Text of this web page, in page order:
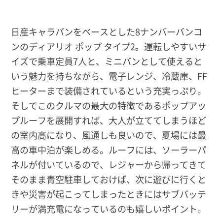
日産キャラバンをベースとした8ナンバーバンコ
ンのディアリオ ポップ タイプ2。運転しやすいサ
イズで乗車定員7人と、ミニバンとして使えると
いう魅力を持ちながら、電子レンジ、冷蔵庫、FF
ヒーターまで装備されているという充実っぷり。
そしてこのクルマの最大の特徴であるポップアッ
プルーフを展開すれば、大人が立ててしまうほど
の室内高になり、風通しも良いので、夏場には最
高の車中泊が楽しめる。ルーフには、ソーラーパ
ネルが付いているので、レジャーから帰ってきて
そのまま青空駐車しておけば、次に遊びに行くと
きや災害が起こってしまったときにはサブバッテ
リーが満充電になっているのも嬉しいポイント。